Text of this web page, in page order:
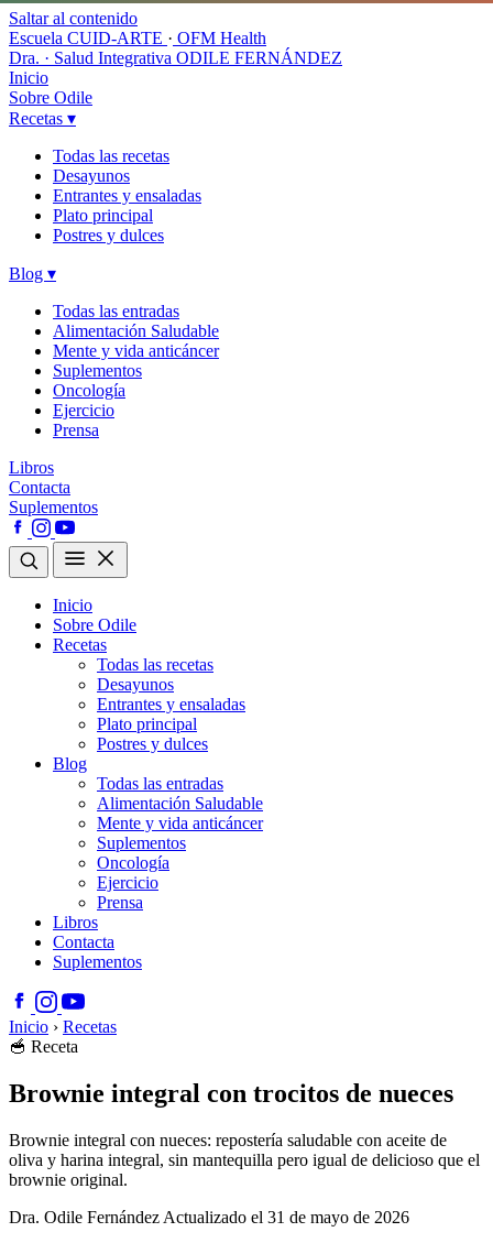
Saltar al contenido
Escuela CUID-ARTE · OFM Health
Dra. · Salud Integrativa ODILE FERNÁNDEZ
Inicio
Sobre Odile
Recetas ▾
Todas las recetas
Desayunos
Entrantes y ensaladas
Plato principal
Postres y dulces
Blog ▾
Todas las entradas
Alimentación Saludable
Mente y vida anticáncer
Suplementos
Oncología
Ejercicio
Prensa
Libros
Contacta
Suplementos
Inicio
Sobre Odile
Recetas
Todas las recetas
Desayunos
Entrantes y ensaladas
Plato principal
Postres y dulces
Blog
Todas las entradas
Alimentación Saludable
Mente y vida anticáncer
Suplementos
Oncología
Ejercicio
Prensa
Libros
Contacta
Suplementos
Inicio › Recetas
🥣 Receta
Brownie integral con trocitos de nueces
Brownie integral con nueces: repostería saludable con aceite de
oliva y harina integral, sin mantequilla pero igual de delicioso que el
brownie original.
Dra. Odile Fernández Actualizado el 31 de mayo de 2026